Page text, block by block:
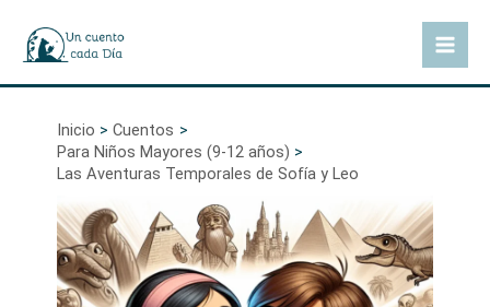
contenido
Inicio
Cuentos
Para Niños Mayores (9-12 años)
Las Aventuras Temporales de Sofía y Leo